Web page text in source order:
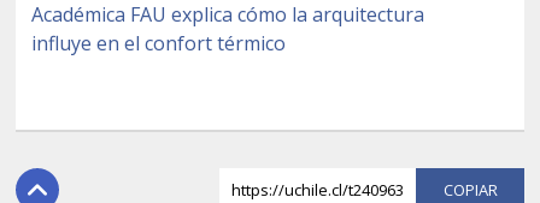
Académica FAU explica cómo la arquitectura
influye en el confort térmico
https://uchile.cl/t240963